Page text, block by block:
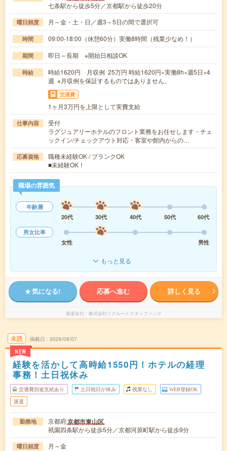
七条駅から徒歩5分／京都駅から徒歩20分
曜日頻度 月～金・土・日／週3～5日の間で選択可
時間 09:00-18:00（休憩60分）実働8時間（残業少なめ！）
期間 即日～長期 ※開始日相談OK
時給
時給1620円 月収例 25万円 時給1620円×実働8h×週5日×4
週 ※月収例を保証するものではありません。
交通費
1ヶ月3万円を上限として実費支給
仕事内容
受付
ラグジュアリーホテルのフロント業務をお任せします・チェ
ックイン/チェックアウト対応・客室や館内からの…
応募資格
職種未経験OK / ブランクOK
■未経験OK！
職場の雰囲気
年齢層
20代
30代 40代 50代
60代
男女比率
女性
男性
もっと見る
気になる! 応募へ進む 詳しく見る
派遣会社 株式会社リクルートスタッフィング
未読
NEW
掲載日 2026/08/07
経験を活かして高時給1550円！ホテルの経理
事務！土日祝休み
交通費別途支給あり 土日祝日が休み 残業なし WEB登録OK
派遣
勤務地 京都府京都市東山区
祇園四条駅から徒歩5分／京都河原町駅から徒歩9分
曜日頻度 月～金